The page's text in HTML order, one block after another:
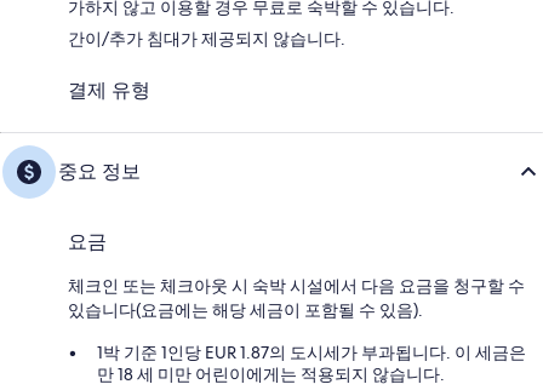
가하지 않고 이용할 경우 무료로 숙박할 수 있습니다.
간이/추가 침대가 제공되지 않습니다.
결제 유형
중요 정보
요금
체크인 또는 체크아웃 시 숙박 시설에서 다음 요금을 청구할 수
있습니다(요금에는 해당 세금이 포함될 수 있음).
1박 기준 1인당 EUR 1.87의 도시세가 부과됩니다. 이 세금은
만 18 세 미만 어린이에게는 적용되지 않습니다.